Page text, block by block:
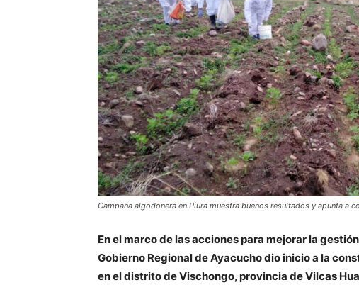
Campaña algodonera en Piura muestra buenos resultados y apunta a
En el marco de las acciones para mejorar la
Gobierno Regional de Ayacucho dio inicio a la
en el distrito de Vischongo, provincia de Vilcas